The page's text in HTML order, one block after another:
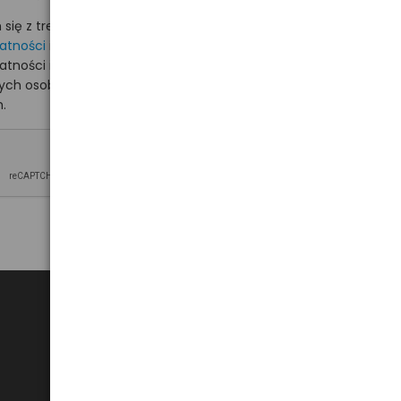
z treścią i akceptuję
i wyrażam zgodę
osobowych na